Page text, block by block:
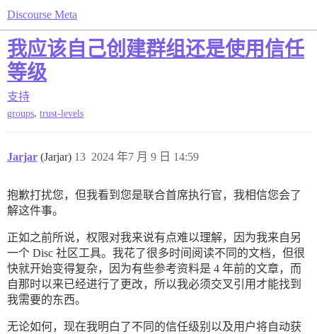
Discourse Meta
我应该自己创建群组还是使用信任
等级
支持
groups, trust-levels
Jarjar (Jarjar) 2024 年7 月 9 日 14:59
13
抱歉打扰您，但我看到您是联合首席执行官，我相信您会了
解这件事。
正如之前所说，权限对我来说有点难以理解，因为我来自另
一个 Disc 社区工具。我花了很多时间阅读不同的文档，但很
快就开始变得复杂，因为有些参考资料是 4 年前的文章，而
自那时以来已经进行了更改，所以我必须交叉引用才能找到
我需要的东西。
无论如何，现在我明白了不同的信任级别以及用户将自动获